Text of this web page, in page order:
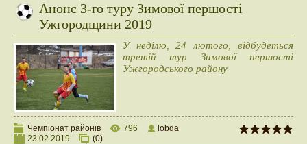
Анонс 3-го туру Зимової першості
Ужгородщини 2019
У неділю, 24 лютого, відбудеться
третій тур Зимової першості
Ужгородського району
Чемпіонат районів 796
lobda
23.02.2019
(0)